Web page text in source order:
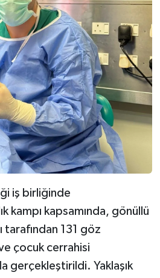
iş birliğinde
kampı kapsamında, gönüllü
tarafından 131 göz
çocuk cerrahisi
gerçekleştirildi. Yaklaşık